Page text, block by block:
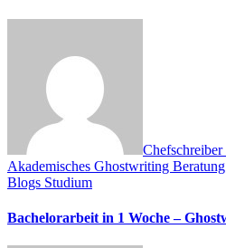
Chefschreiber
Akademisches Ghostwriting Beratung
Blogs Studium
Bachelorarbeit in 1 Woche –